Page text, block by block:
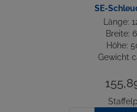
SE-
Länge:
Breite:
Höhe:
Gewicht